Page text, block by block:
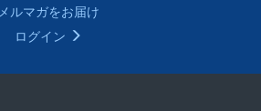
メルマガをお届け
ログイン